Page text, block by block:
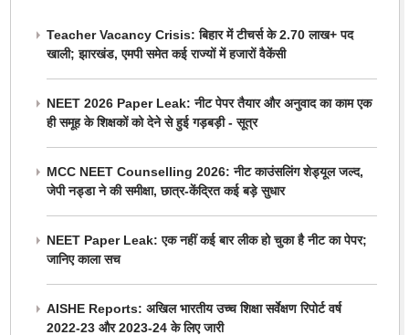
Teacher Vacancy Crisis: बिहार में टीचर्स के 2.70 लाख+ पद
खाली; झारखंड, एमपी समेत कई राज्यों में हजारों वैकेंसी
NEET 2026 Paper Leak: नीट पेपर तैयार और अनुवाद का काम एक
ही समूह के शिक्षकों को देने से हुई गड़बड़ी - सूत्र
MCC NEET Counselling 2026: नीट काउंसलिंग शेड्यूल जल्द,
जेपी नड्डा ने की समीक्षा, छात्र-केंद्रित कई बड़े सुधार
NEET Paper Leak: एक नहीं कई बार लीक हो चुका है नीट का पेपर;
जानिए काला सच
AISHE Reports: अखिल भारतीय उच्च शिक्षा सर्वेक्षण रिपोर्ट वर्ष
2022-23 और 2023-24 के लिए जारी